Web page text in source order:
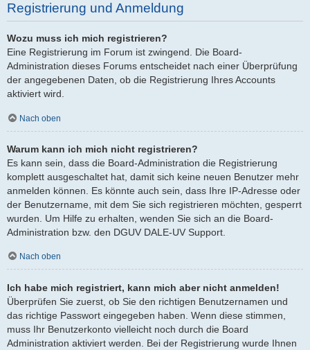
Registrierung und Anmeldung
Wozu muss ich mich registrieren?
Eine Registrierung im Forum ist zwingend. Die Board-
Administration dieses Forums entscheidet nach einer Überprüfung
der angegebenen Daten, ob die Registrierung Ihres Accounts
aktiviert wird.
Nach oben
Warum kann ich mich nicht registrieren?
Es kann sein, dass die Board-Administration die Registrierung
komplett ausgeschaltet hat, damit sich keine neuen Benutzer mehr
anmelden können. Es könnte auch sein, dass Ihre IP-Adresse oder
der Benutzername, mit dem Sie sich registrieren möchten, gesperrt
wurden. Um Hilfe zu erhalten, wenden Sie sich an die Board-
Administration bzw. den DGUV DALE-UV Support.
Nach oben
Ich habe mich registriert, kann mich aber nicht anmelden!
Überprüfen Sie zuerst, ob Sie den richtigen Benutzernamen und
das richtige Passwort eingegeben haben. Wenn diese stimmen,
muss Ihr Benutzerkonto vielleicht noch durch die Board
Administration aktiviert werden. Bei der Registrierung wurde Ihnen